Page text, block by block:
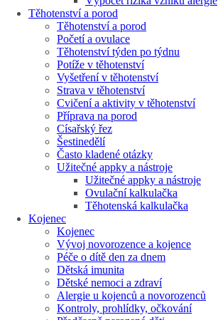
Těhotenství a porod
Těhotenství a porod
Početí a ovulace
Těhotenství týden po týdnu
Potíže v těhotenství
Vyšetření v těhotenství
Strava v těhotenství
Cvičení a aktivity v těhotenství
Příprava na porod
Císařský řez
Šestinedělí
Často kladené otázky
Užitečné appky a nástroje
Užitečné appky a nástroje
Ovulační kalkulačka
Těhotenská kalkulačka
Kojenec
Kojenec
Vývoj novorozence a kojence
Péče o dítě den za dnem
Dětská imunita
Dětské nemoci a zdraví
Alergie u kojenců a novorozenců
Kontroly, prohlídky, očkování